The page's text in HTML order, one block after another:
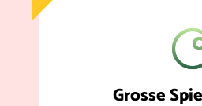
Grosse